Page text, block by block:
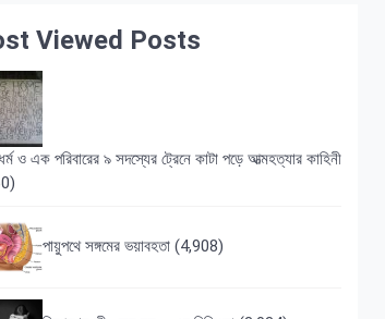
Viewed Posts
ও এক পরিবারের ৯ সদস্যের ট্রেনে কাটা পড়ে আত্মহত্যার কাহিনী
পায়ুপথে সঙ্গমের ভয়াবহতা (4,908)